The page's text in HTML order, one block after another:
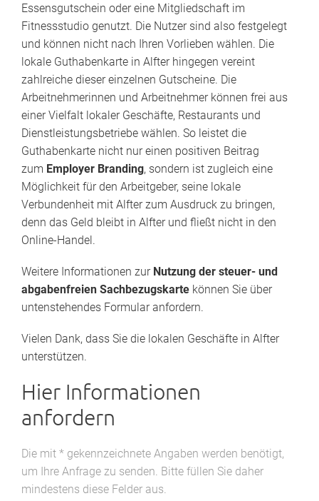
Essensgutschein oder eine Mitgliedschaft im
Fitnessstudio genutzt. Die Nutzer sind also festgelegt
und können nicht nach Ihren Vorlieben wählen. Die
lokale Guthabenkarte in Alfter hingegen vereint
zahlreiche dieser einzelnen Gutscheine. Die
Arbeitnehmerinnen und Arbeitnehmer können frei aus
einer Vielfalt lokaler Geschäfte, Restaurants und
Dienstleistungsbetriebe wählen. So leistet die
Guthabenkarte nicht nur einen positiven Beitrag
zum Employer Branding, sondern ist zugleich eine
Möglichkeit für den Arbeitgeber, seine lokale
Verbundenheit mit Alfter zum Ausdruck zu bringen,
denn das Geld bleibt in Alfter und fließt nicht in den
Online-Handel.
Weitere Informationen zur Nutzung der steuer- und
abgabenfreien Sachbezugskarte können Sie über
untenstehendes Formular anfordern.
Vielen Dank, dass Sie die lokalen Geschäfte in Alfter
unterstützen.
Hier Informationen
anfordern
Die mit * gekennzeichnete Angaben werden benötigt,
um Ihre Anfrage zu senden. Bitte füllen Sie daher
mindestens diese Felder aus.